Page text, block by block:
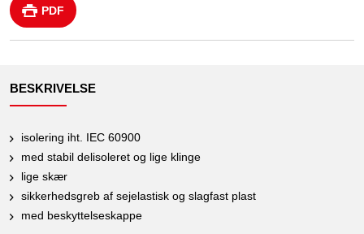
PDF
BESKRIVELSE
isolering iht. IEC 60900
med stabil delisoleret og lige klinge
lige skær
sikkerhedsgreb af sejelastisk og slagfast plast
med beskyttelseskappe